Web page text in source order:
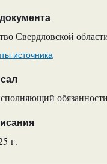
Свердловской
источника
г.